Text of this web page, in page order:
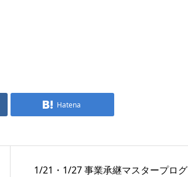
Hatena
1/21・1/27 事業承継マスタープログ